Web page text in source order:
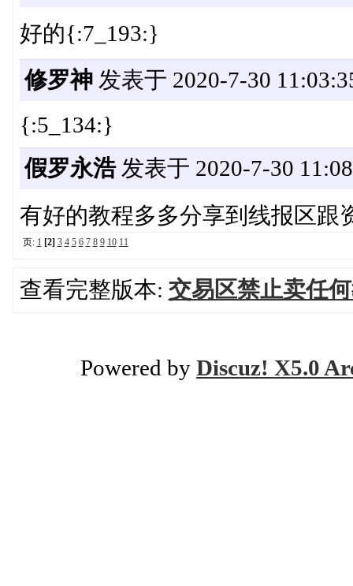
好的{:7_193:}
修罗神发表于 2020-7-30
{:5_134:}
假罗永浩发表于 2020-7-30
有好的教程多多分享到线报区跟
页: 1 [2] 3 4 5 6 7 8 9 10 11
查看完整版本: 交易区禁止卖任
Powered by Discuz! X5.0